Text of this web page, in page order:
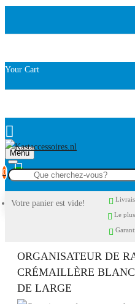
Your Cart
Menu
0
Votre panier est vide!
Le
ORGANISATEUR DE
CRÉMAILLÈRE
DE LARGE